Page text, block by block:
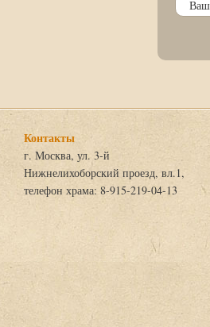
Контакты
г. Москва, ул. 3-й
Нижнелихоборский проезд, вл.1,
телефон храма: 8-915-219-04-13